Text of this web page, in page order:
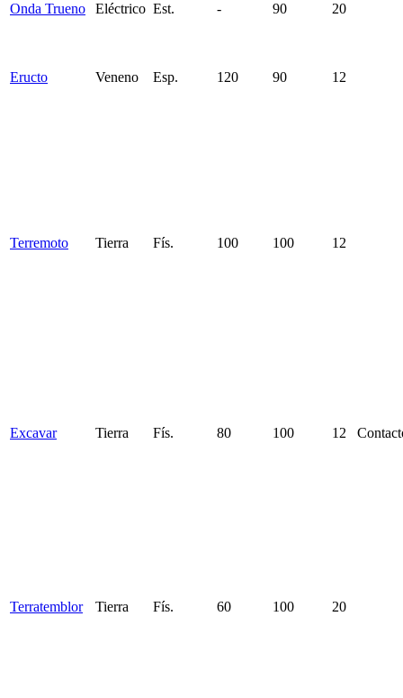
Onda Trueno Eléctrico Est. - 90 20
Eructo Veneno Esp. 120 90 12
Terremoto Tierra Fís. 100 100 12
Excavar Tierra Fís. 80 100 12
Terratemblor Tierra Fís. 60 100 20